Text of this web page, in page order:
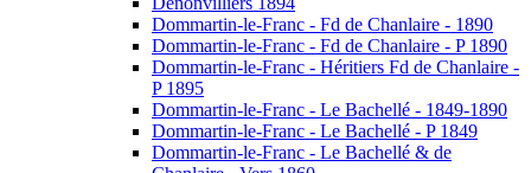
Dommartin-le-Franc - Fd de Chanlaire - 1890
Dommartin-le-Franc - Fd de Chanlaire - P 1890
Dommartin-le-Franc - Héritiers Fd de Chanlaire -
P 1895
Dommartin-le-Franc - Le Bachellé - 1849-1890
Dommartin-le-Franc - Le Bachellé - P 1849
Dommartin-le-Franc - Le Bachellé & de